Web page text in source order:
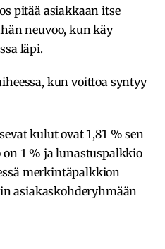
pitää asiakkaan itse
neuvoo, kun käy
läpi.
kun voittoa syntyy
kulut ovat 1,81 % sen
1 % ja lunastuspalkkio
merkintäpalkkion
asiakaskohderyhmään